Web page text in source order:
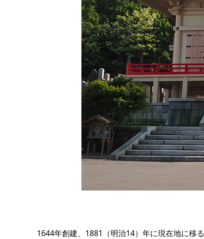
1644年創建、1881（明治14）年に現在地に移